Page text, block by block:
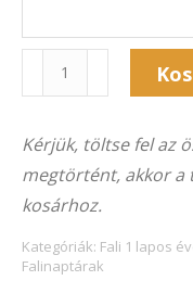
Naptár
1F-
(21×30
cm)
fekvő
képekhez
mennyiség
Kérjük, töltse fel az
megtörtént, akkor a
kosárhoz.
Kategóriák: Fali 1 lapos
Falinaptárak